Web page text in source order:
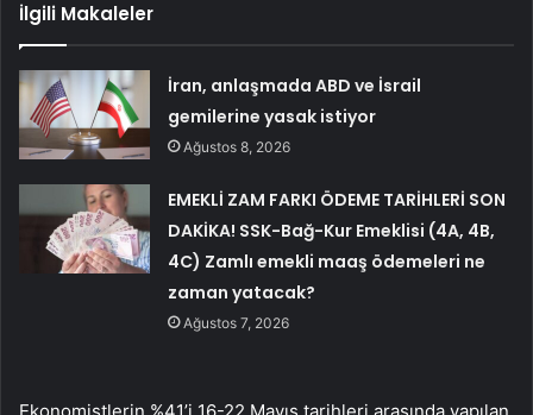
İlgili Makaleler
İran, anlaşmada ABD ve İsrail
gemilerine yasak istiyor
Ağustos 8, 2026
EMEKLİ ZAM FARKI ÖDEME TARİHLERİ SON
DAKİKA! SSK-Bağ-Kur Emeklisi (4A, 4B,
4C) Zamlı emekli maaş ödemeleri ne
zaman yatacak?
Ağustos 7, 2026